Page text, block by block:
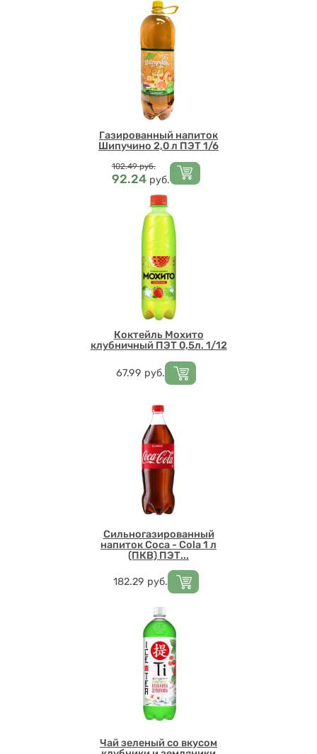
Газированный напиток
Шипучино 2,0 л ПЭТ 1/6
Цена
102.49 руб.
92.24 руб.
Коктейль Мохито
клубничный ПЭТ 0,5л. 1/12
Цена
67.99 руб.
Сильногазированный
напиток Coca - Cola 1 л
(ПКВ) ПЭТ...
Цена
182.29 руб.
Чай зеленый со вкусом